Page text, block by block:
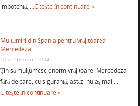
impotenţă, …Citește în continuare »
Mulţumiri din Spania pentru vrăjitoarea
Mercedeza
10 septembrie 2024
Ţin să mulţumesc enorm vrăjitoarei Mercedeza
fără de care, cu siguranţă, astăzi nu aş mai …
Citește în continuare »